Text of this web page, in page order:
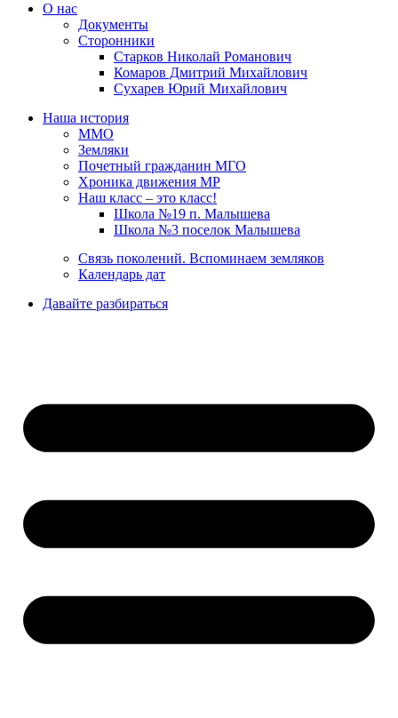
О нас
Документы
Сторонники
Старков Николай Романович
Комаров Дмитрий Михайлович
Сухарев Юрий Михайлович
Наша история
ММО
Земляки
Почетный гражданин МГО
Хроника движения МР
Наш класс – это класс!
Школа №19 п. Малышева
Школа №3 поселок Малышева
Связь поколений. Вспоминаем земляков
Календарь дат
Давайте разбираться